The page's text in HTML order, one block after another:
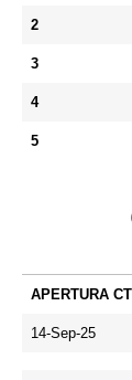
2
3
4
5
APERTURA
14-Sep-25